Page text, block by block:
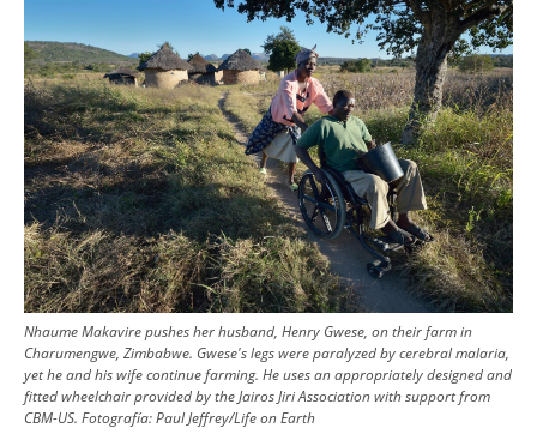
Nhaume Makavire pushes her husband, Henry Gwese, on their farm in
Charumengwe, Zimbabwe. Gwese's legs were paralyzed by cerebral malaria,
yet he and his wife continue farming. He uses an appropriately designed and
fitted wheelchair provided by the Jairos Jiri Association with support from
CBM-US. Fotografía:Paul Jeffrey/Life on Earth